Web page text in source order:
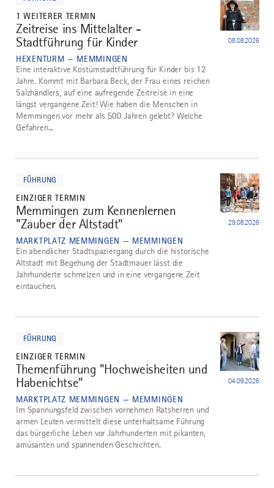
1 WEITERER TERMIN
1
Zeitreise ins Mittelalter -
Stadtführung für Kinder
HEXENTURM — MEMMINGEN
08.08.2026
Eine interaktive Kostümstadtführung für Kinder bis 12
Jahre. Kommt mit Barbara Beck, der Frau eines reichen
Salzhändlers, auf eine aufregende Zeitreise in eine
längst vergangene Zeit! Wie haben die Menschen in
Memmingen vor mehr als 500 Jahren gelebt? Welche
Gefahren...
FÜHRUNG
EINZIGER TERMIN
2
Memmingen zum Kennenlernen
"Zauber der Altstadt"
MARKTPLATZ MEMMINGEN — MEMMINGEN
29.08.2026
Ein abendlicher Stadtspaziergang durch die historische
Altstadt mit Begehung der Stadtmauer lässt die
Jahrhunderte schmelzen und in eine vergangene Zeit
eintauchen.
FÜHRUNG
EINZIGER TERMIN
3
Themenführung "Hochweisheiten und
Habenichtse"
MARKTPLATZ MEMMINGEN — MEMMINGEN
04.09.2026
Im Spannungsfeld zwischen vornehmen Ratsherren und
armen Leuten vermittelt diese unterhaltsame Führung
das bürgerliche Leben vor Jahrhunderten mit pikanten,
amüsanten und spannenden Geschichten.